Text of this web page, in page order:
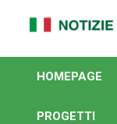
By
internazionale
HOMEPAGE
PROGETTI